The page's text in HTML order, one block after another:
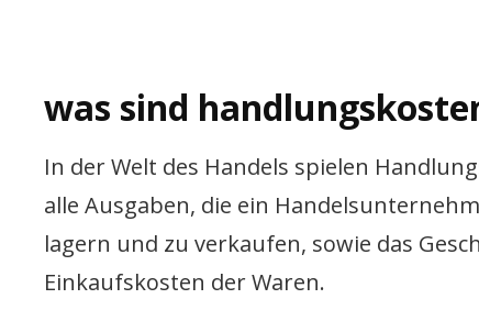
was sind
In der Welt des Handels spielen
alle Ausgaben, die ein
lagern und zu verkaufen, sowie das
Einkaufskosten der Waren.